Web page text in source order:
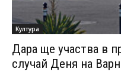
Култура
Дара ще участва в
случай Деня на